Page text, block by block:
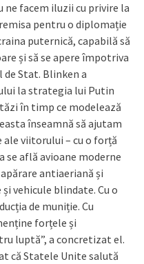
ne facem iluzii cu privire la
pentru o diplomație
puternică, capabilă să
și să se apere împotriva
de Stat. Blinken a
la strategia lui Putin
în timp ce modelează
înseamnă să ajutam
ale viitorului – cu o forță
se află avioane moderne
antiaeriană și
vehicule blindate. Cu o
de muniție. Cu
forțele și
luptă”, a concretizat el.
că Statele Unite salută